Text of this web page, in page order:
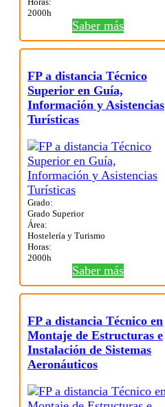
2000h
Saber más
FP a distancia Técnico
Superior en Guía,
Información y Asistencias
Turísticas
Grado:
Grado Superior
Área:
Hostelería y Turismo
Horas:
2000h
Saber más
FP a distancia Técnico en
Montaje de Estructuras e
Instalación de Sistemas
Aeronáuticos